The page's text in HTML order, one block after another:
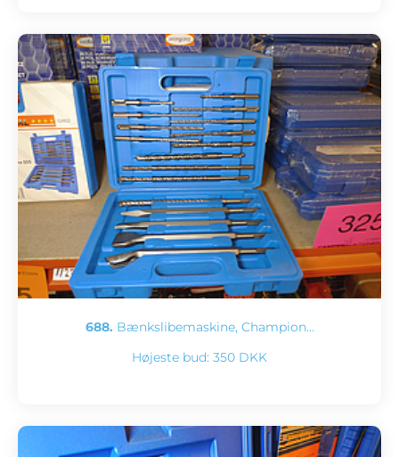
688. Bænkslibemaskine, Champion…
Højeste bud: 350 DKK